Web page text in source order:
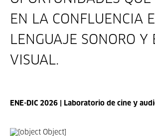
EN LA CONFLUENCIA
LENGUAJE SONORO Y
VISUAL.
ENE-DIC 2026 | Laboratorio de cine y